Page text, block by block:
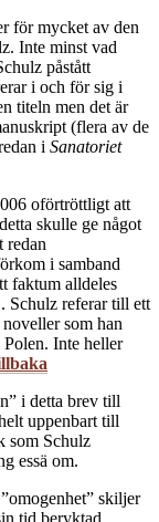
för mycket av den
Inte minst vad
påstått
i och för sig i
titeln men det är
(flera av de
i Sanatoriet
oförtröttligt att
skulle ge något
redan
i samband
faktum alldeles
Schulz referar till ett
som han
Inte heller
i detta brev till
uppenbart till
som Schulz
essä om.
skiljer
tid beryktad